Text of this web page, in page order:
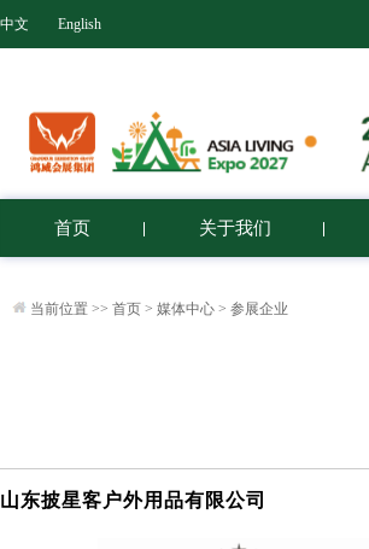
中文 English
首页 关于我们
当前位置 >> 首页 > 媒体中心 > 参展企业
山东披星客户外用品有限公司